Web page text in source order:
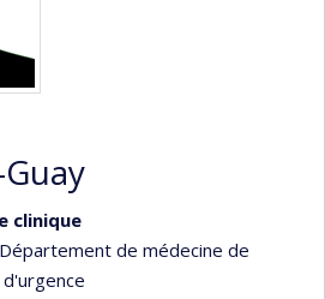
clinique
de médecine de